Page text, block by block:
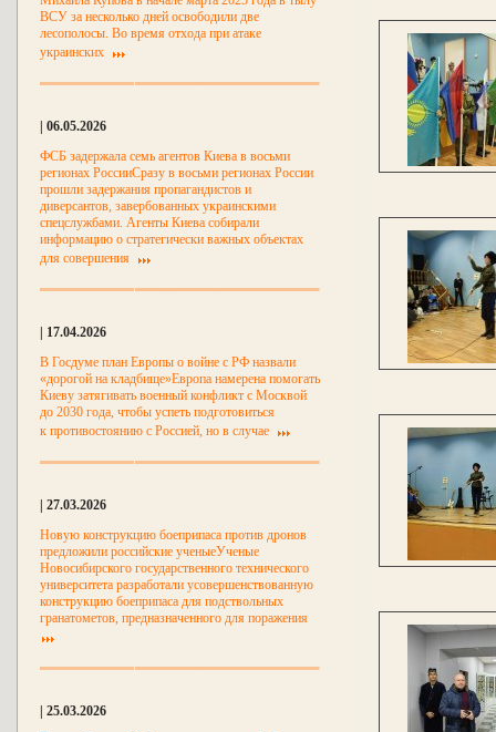
ВСУ за несколько дней освободили две
лесополосы. Во время отхода при атаке
украинских
| 06.05.2026
ФСБ задержала семь агентов Киева в восьми
регионах РоссииСразу в восьми регионах России
прошли задержания пропагандистов и
диверсантов, завербованных украинскими
спецслужбами. Агенты Киева собирали
информацию о стратегически важных объектах
для совершения
| 17.04.2026
В Госдуме план Европы о войне с РФ назвали
«дорогой на кладбище»Европа намерена помогать
Киеву затягивать военный конфликт с Москвой
до 2030 года, чтобы успеть подготовиться
к противостоянию с Россией, но в случае
| 27.03.2026
Новую конструкцию боеприпаса против дронов
предложили российские ученыеУченые
Новосибирского государственного технического
университета разработали усовершенствованную
конструкцию боеприпаса для подствольных
гранатометов, предназначенного для поражения
| 25.03.2026